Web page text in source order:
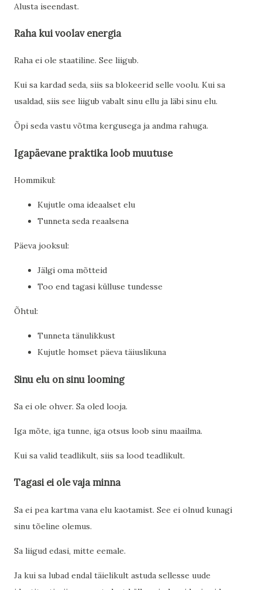
Alusta iseendast.
Raha kui voolav energia
Raha ei ole staatiline. See liigub.
Kui sa kardad seda, siis sa blokeerid selle voolu. Kui sa
usaldad, siis see liigub vabalt sinu ellu ja läbi sinu elu.
Õpi seda vastu võtma kergusega ja andma rahuga.
Igapäevane praktika loob muutuse
Hommikul:
Kujutle oma ideaalset elu
Tunneta seda reaalsena
Päeva jooksul:
Jälgi oma mõtteid
Too end tagasi külluse tundesse
Õhtul:
Tunneta tänulikkust
Kujutle homset päeva täiuslikuna
Sinu elu on sinu looming
Sa ei ole ohver. Sa oled looja.
Iga mõte, iga tunne, iga otsus loob sinu maailma.
Kui sa valid teadlikult, siis sa lood teadlikult.
Tagasi ei ole vaja minna
Sa ei pea kartma vana elu kaotamist. See ei olnud kunagi
sinu tõeline olemus.
Sa liigud edasi, mitte eemale.
Ja kui sa lubad endal täielikult astuda sellesse uude